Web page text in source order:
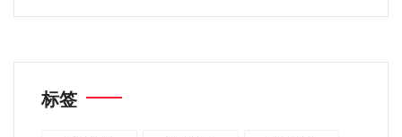
标签